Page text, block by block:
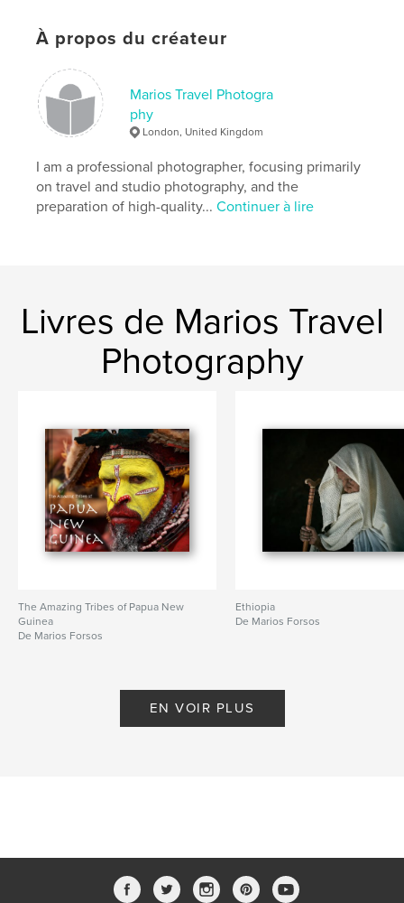
Mots-clés
À propos du créateur
Marios Travel Photogra
phy
London, United Kingdom
I am a professional photographer, focusing primarily
on travel and studio photography, and the
preparation of high-quality...Continuer à lire
Livres de Marios Travel
Photography
The Amazing Tribes of Papua New
Guinea
De Marios Forsos
Ethiopia
De Marios Forsos
EN VOIR PLUS